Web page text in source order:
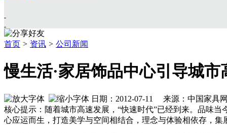
资讯
展会
视频
品牌
会员
供应
首页 > 资讯 > 公司新闻
慢生活·家居饰品中心引导城
日期：2012-07-11 来源：中国家
核心提示：随着城市高速发展，“快速时代”已经到来。品味
心应运而生，打造美学与空间相结合，理念与体验相依存，